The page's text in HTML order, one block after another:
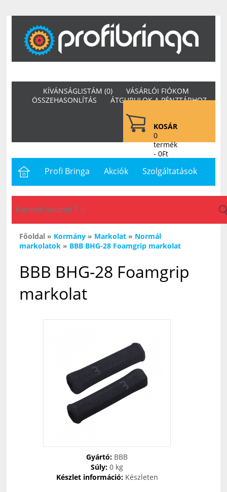
KOSÁR
0
termék
- 0Ft
KÍVÁNSÁGLISTÁM (0)
VÁSÁRLÓI FIÓKOM
ÖSSZEHASONLÍTÁS
ÁTGURULOK A PÉNZTÁRHOZ
Profi Bringa Akciók Szolgáltatások
Letöltések Hasznos Hírek
Főoldal » Kormány » Markolat » Normál
markolatok » BBB BHG-28 Foamgrip markolat
BBB BHG-28 Foamgrip
markolat
Gyártó: BBB
Súly: 0 kg
Készlet információ:Készleten